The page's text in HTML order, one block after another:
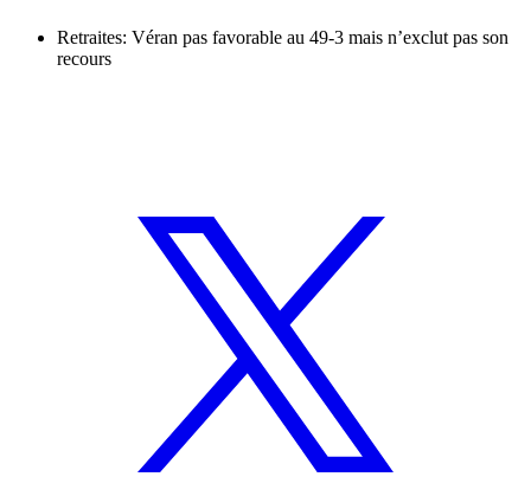
Retraites: Véran pas favorable au 49-3 mais n’exclut pas son
recours